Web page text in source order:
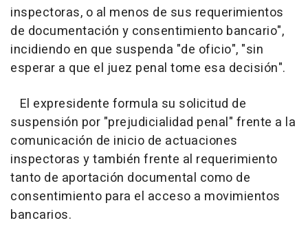
inspectoras, o al menos de sus requerimientos
de documentación y consentimiento bancario",
incidiendo en que suspenda "de oficio", "sin
esperar a que el juez penal tome esa decisión".
El expresidente formula su solicitud de
suspensión por "prejudicialidad penal" frente a la
comunicación de inicio de actuaciones
inspectoras y también frente al requerimiento
tanto de aportación documental como de
consentimiento para el acceso a movimientos
bancarios.